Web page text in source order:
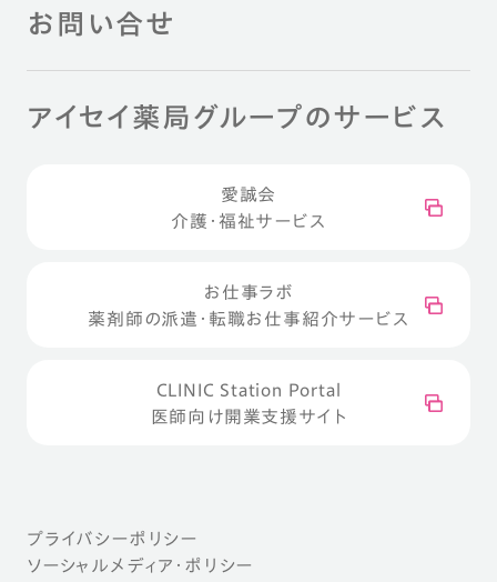
お問い合せ
アイセイ薬局グループのサービス
愛誠会
介護・福祉サービス
お仕事ラボ
薬剤師の派遣・転職お仕事紹介サービス
CLINIC Station Portal
医師向け開業支援サイト
プライバシーポリシー
ソーシャルメディア・ポリシー